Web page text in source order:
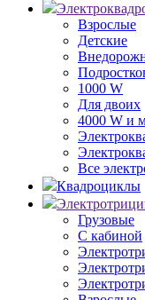
Взрослые
Детские
1000 W
Для двоих
4000 W и
Все
Квадроциклы
Грузовые
С кабиной